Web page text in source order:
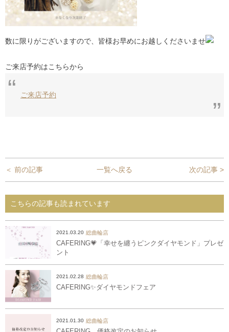
数に限りがございますので、皆様お早めにお越しくださいませ
ご来店予約はこちらから
ご来店予約
一覧へ戻る
＜ 前の記事 次の記事 >
こちらの記事も読まれています
2021.03.20 総曲輪店
CAFERING💗「幸せを纏うピンクダイヤモンド」プレゼ
ント
2021.02.28 総曲輪店
CAFERING✨ダイヤモンドフェア
2021.01.30 総曲輪店